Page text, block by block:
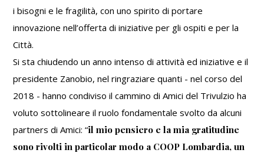
i bisogni e le fragilità, con uno spirito di portare
innovazione nell’offerta di iniziative per gli ospiti e per la
Città.
Si sta chiudendo un anno intenso di attività ed iniziative e il
presidente Zanobio, nel ringraziare quanti - nel corso del
2018 - hanno condiviso il cammino di Amici del Trivulzio ha
voluto sottolineare il ruolo fondamentale svolto da alcuni
partners di Amici: “il mio pensiero e la mia gratitudine
sono rivolti in particolar modo a COOP Lombardia, un